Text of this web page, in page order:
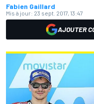
Fabien Gaillard
Mis à jour: 23 sept. 2017, 13:47
AJOUTER